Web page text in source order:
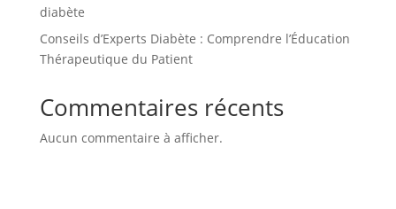
diabète
Conseils d’Experts Diabète : Comprendre l’Éducation
Thérapeutique du Patient
Commentaires récents
Aucun commentaire à afficher.